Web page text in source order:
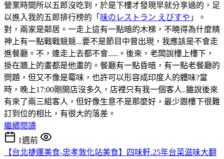
營業時間所以五郎沒吃到，於是下樓才發現早就分享過的，足
以進入我的五郎排行榜的「 味のレストラン えびすや 」。
對，兩家是鄰居。一走上這有一點暗的木梯，不曉得為什麼精
神上有一點戰戰競競...要不是節目中曾出現，我應該是不會走
進餐廳。不，連走上去都不會.....。後來，老闆說樓上樓下，
掛在牆上的畫都是他畫的。餐廳有一點昏暗，有一點老餐廳的
問題，但又不像是霉味，也許可以形容成印度人的體味?當
時，晚上17:00剛開店沒多久，店裡只有我一個客人..雖說後來
有來了兩三組客人，但好像生意不是那麼好，最少跟樓下很難
訂到位的相比，有很大的落差。
繼續閱讀
1週前
【台北捷運美食-忠孝敦化站美食】四味軒.25年台菜滋味大翻